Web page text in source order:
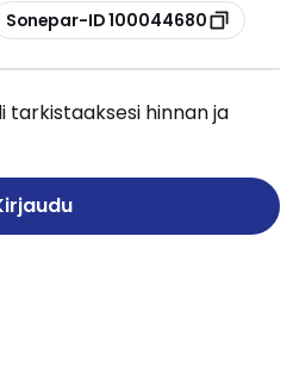
Sonepar-ID 100044680
tarkistaaksesi hinnan ja